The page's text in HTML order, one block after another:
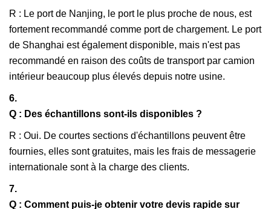
R : Le port de Nanjing, le port le plus proche de nous, est
fortement recommandé comme port de chargement. Le port
de Shanghai est également disponible, mais n'est pas
recommandé en raison des coûts de transport par camion
intérieur beaucoup plus élevés depuis notre usine.
6.
Q : Des échantillons sont-ils disponibles ?
R : Oui. De courtes sections d'échantillons peuvent être
fournies, elles sont gratuites, mais les frais de messagerie
internationale sont à la charge des clients.
7.
Q : Comment puis-je obtenir votre devis rapide sur